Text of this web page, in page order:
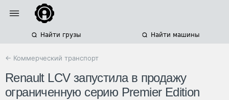
Найти грузы Найти машины
← Коммерческий транспорт
Renault LCV запустила в продажу
ограниченную серию Premier Edition